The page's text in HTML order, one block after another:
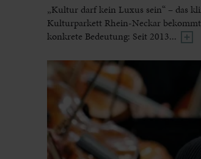
„Kultur darf kein Luxus sein“ – das
Kulturparkett Rhein-Neckar
konkrete Bedeutung: Seit 2013...